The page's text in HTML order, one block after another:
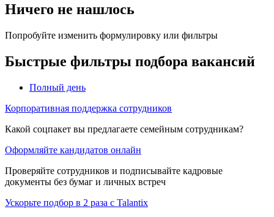
Ничего не нашлось
Попробуйте изменить формулировку или фильтры
Быстрые фильтры подбора вакансий
Полный день
Корпоративная поддержка сотрудников
Какой соцпакет вы предлагаете семейным сотрудникам?
Оформляйте кандидатов онлайн
Проверяйте сотрудников и подписывайте кадровые
документы без бумаг и личных встреч
Ускорьте подбор в 2 раза с Talantix